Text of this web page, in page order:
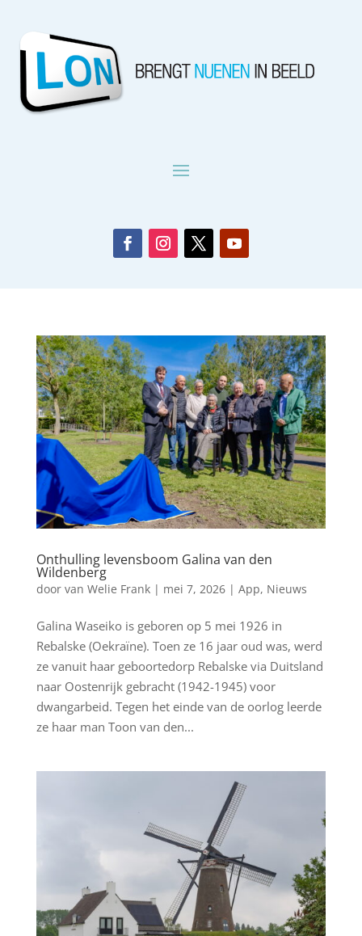
Onthulling levensboom Galina van den
Wildenberg
door van Welie Frank| mei 7, 2026| App, Nieuws
Galina Waseiko is geboren op 5 mei 1926 in
Rebalske (Oekraïne). Toen ze 16 jaar oud was, werd
ze vanuit haar geboortedorp Rebalske via Duitsland
naar Oostenrijk gebracht (1942-1945) voor
dwangarbeid. Tegen het einde van de oorlog leerde
ze haar man Toon van den...